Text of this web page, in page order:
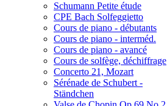
Schumann Petite étude
CPE Bach Solfeggietto
Cours de piano - débutants
Cours de piano - interméd.
Cours de piano - avancé
Cours de solfège, déchiffrage
Concerto 21, Mozart
Sérénade de Schubert -
Ständchen